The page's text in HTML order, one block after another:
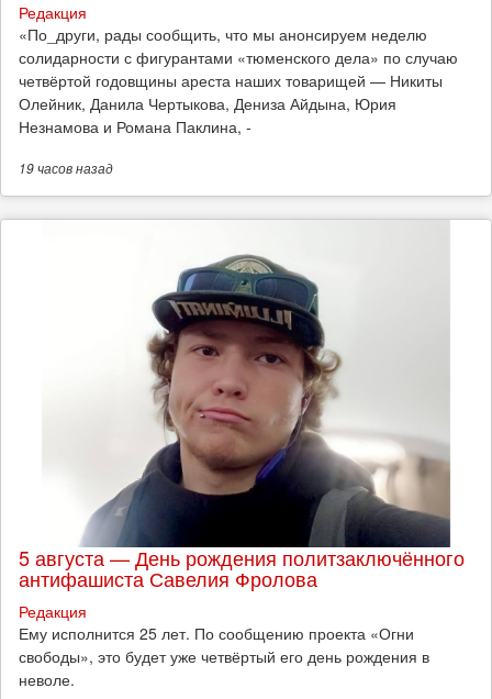
Редакция
​«По_други, рады сообщить, что мы анонсируем неделю
солидарности с фигурантами «тюменского дела» по случаю
четвёртой годовщины ареста наших товарищей — Никиты
Олейник, Данила Чертыкова, Дениза Айдына, Юрия
Незнамова и Романа Паклина, -
19 часовназад
5 августа — День рождения политзаключённого
антифашиста Савелия Фролова
Редакция
Ему исполнится 25 лет. По сообщению проекта «Огни
свободы», это будет уже четвёртый его день рождения в
неволе.